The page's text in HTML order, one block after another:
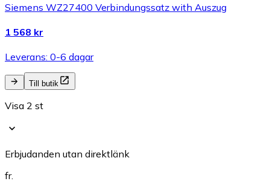
Siemens WZ27400 Verbindungssatz with Auszug
1 568 kr
Leverans: 0-6 dagar
Till butik
Visa 2 st
Erbjudanden utan direktlänk
fr.